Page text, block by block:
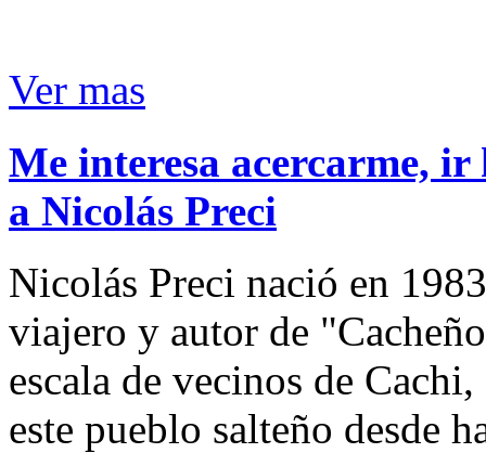
Ver mas
Me interesa acercarme,
a Nicolás Preci
Nicolás Preci nació en
viajero y autor de
escala de vecinos de
este pueblo salteño desde